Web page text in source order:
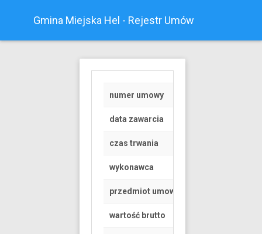
Gmina Miejska Hel - Rejestr Umów
numer umowy
data zawarcia
czas trwania
wykonawca
przedmiot umowy
wartość brutto